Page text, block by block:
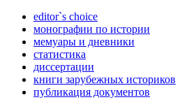
editor`s choice
монографии по истории
мемуары и дневники
статистика
диссертации
книги зарубежных историков
публикация документов